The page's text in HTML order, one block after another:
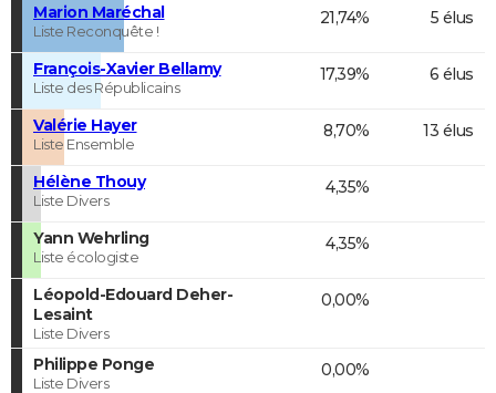
Marion Maréchal
Liste Reconquête !
21,74% 5 élus
François-Xavier Bellamy
Liste des Républicains
17,39% 6 élus
Valérie Hayer
Liste Ensemble
8,70% 13 élus
Hélène Thouy
Liste Divers
4,35%
Yann Wehrling
Liste écologiste
4,35%
Léopold-Edouard Deher-
Lesaint
Liste Divers
0,00%
Philippe Ponge
Liste Divers
0,00%